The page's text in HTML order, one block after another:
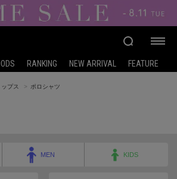
RANKING NEW ARRIVAL FEATURE
ップス ポロシャツ
MEN KIDS